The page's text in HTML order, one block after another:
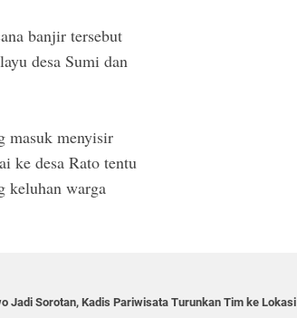
banjir tersebut
desa Sumi dan
masuk menyisir
ke desa Rato tentu
keluhan warga
Jadi Sorotan, Kadis Pariwisata Turunkan Tim ke Lokasi